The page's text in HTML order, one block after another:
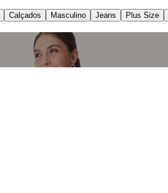
Calçados Masculino Jeans Plus Size